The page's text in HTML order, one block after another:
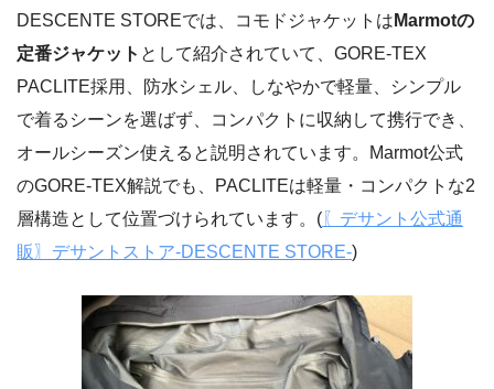
DESCENTE STOREでは、コモドジャケットは Marmotの
定番ジャケット として紹介されていて、GORE-TEX
PACLITE採用、防水シェル、しなやかで軽量、シンプル
で着るシーンを選ばず、コンパクトに収納して携行でき、
オールシーズン使えると説明されています。Marmot公式
のGORE-TEX解説でも、PACLITEは軽量・コンパクトな2
層構造として位置づけられています。( 〖デサント公式通
販〗デサントストア-DESCENTE STORE-)